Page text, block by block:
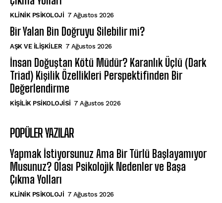
KLINIK PSIKOLOJI 7 Ağustos 2026
Bir Yalan Bin Doğruyu Silebilir mi?
AŞK VE İLIŞKILER 7 Ağustos 2026
İnsan Doğuştan Kötü Müdür? Karanlık Üçlü (Dark
Triad) Kişilik Özellikleri Perspektifinden Bir
Değerlendirme
KIŞILIK PSIKOLOJISI 7 Ağustos 2026
POPÜLER YAZILAR
Yapmak İstiyorsunuz Ama Bir Türlü Başlayamıyor
Musunuz? Olası Psikolojik Nedenler ve Başa
Çıkma Yolları
KLINIK PSIKOLOJI 7 Ağustos 2026